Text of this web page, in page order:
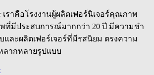
เราคือโรงงานผู้ผลิตเฟอร์นิเจอร์คุณภาพ
ที่มีประสบการณ์มากกว่า 20 ปี มีความชำ
ละผลิตเฟอร์เจอร์ที่มีรสนิยม ตรงความ
ลากหลายรูปแบบ